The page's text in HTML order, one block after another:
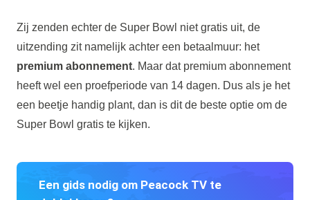
Zij zenden echter de Super Bowl niet gratis uit, de
uitzending zit namelijk achter een betaalmuur: het
premium abonnement. Maar dat premium abonnement
heeft wel een proefperiode van 14 dagen. Dus als je het
een beetje handig plant, dan is dit de beste optie om de
Super Bowl gratis te kijken.
Een gids nodig om Peacock TV te